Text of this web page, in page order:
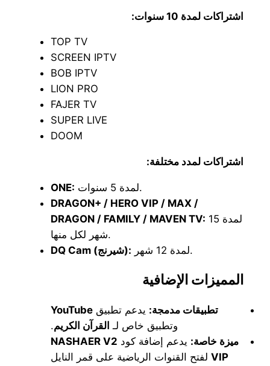
اشتراكات لمدة 10 سنوات:
​TOP TV
​SCREEN IPTV
​BOB IPTV
​LION PRO
​FAJER TV
​SUPER LIVE
​DOOM
اشتراكات لمدد مختلفة:
ONE:
لمدة 5 سنوات.
DRAGON+ / HERO VIP / MAX /
DRAGON / FAMILY / MAVEN TV:
شهر لكل منها.
DQ Cam (شيرنج):
لمدة 12 شهر.
المميزات الإضافية
تطبيقات مدمجة: يدعم تطبيقYouTube
وتطبيق خاص لـ القرآن الكريم.
ميزة خاصة: يدعم إضافة كود NASHAER V2
VIP لفتح القنوات الرياضية على قمر النايل